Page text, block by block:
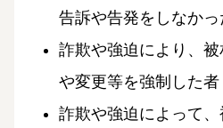
告訴や告発をしなかっ
詐欺や強迫により、
や変更等を強制した者
詐欺や強迫によって